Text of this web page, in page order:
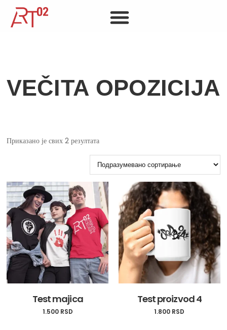
VEČITA OPOZICIJA
Приказано је свих 2 резултата
Test majica
1.500 RSD
Test proizvod 4
1.800 RSD